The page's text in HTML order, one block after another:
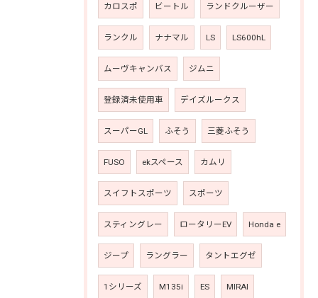
カロスポ ビートル ランドクルーザー
ランクル ナナマル LS LS600hL
ムーヴキャンバス ジムニ
登録済未使用車 デイズルークス
スーパーGL ふそう 三菱ふそう
FUSO ekスペース カムリ
スイフトスポーツ スポーツ
スティングレー ロータリーEV Honda e
ジープ ラングラー タントエグゼ
1シリーズ M135i ES MIRAI